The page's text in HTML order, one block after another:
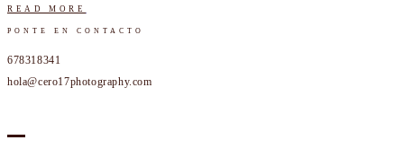
READ MORE
PONTE EN CONTACTO
678318341
hola@cero17photography.com